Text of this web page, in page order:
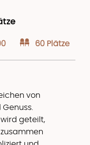
60 Plätze
von
geteilt,